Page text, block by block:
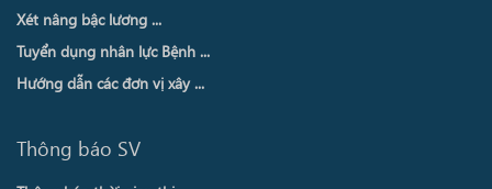
Xét nâng bậc lương ...
Tuyển dụng nhân lực Bệnh ...
Hướng dẫn các đơn vị xây ...
Thông báo SV